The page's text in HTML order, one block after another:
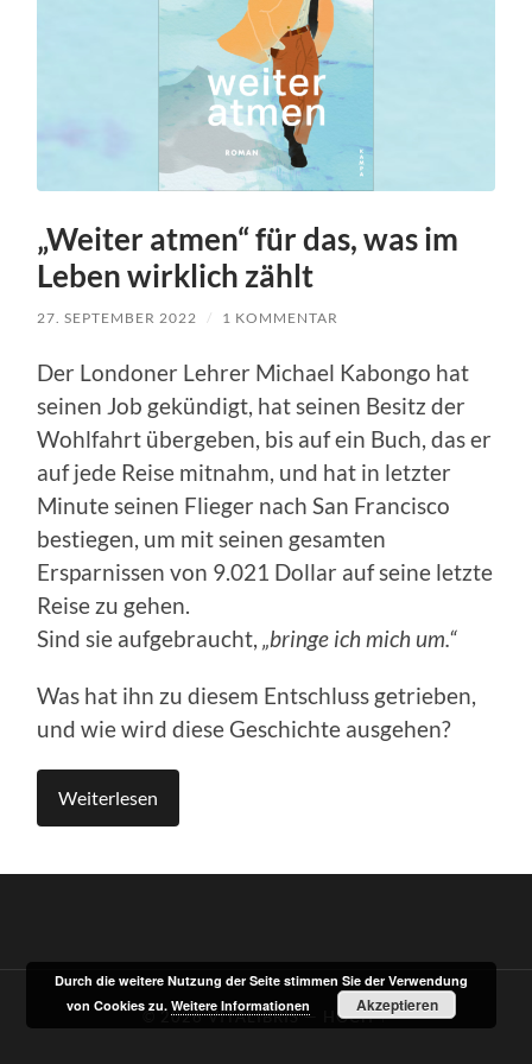
„Weiter atmen“ für das, was im
Leben wirklich zählt
27. SEPTEMBER 2022 / 1 KOMMENTAR
Der Londoner Lehrer Michael Kabongo hat
seinen Job gekündigt, hat seinen Besitz der
Wohlfahrt übergeben, bis auf ein Buch, das er
auf jede Reise mitnahm, und hat in letzter
Minute seinen Flieger nach San Francisco
bestiegen, um mit seinen gesamten
Ersparnissen von 9.021 Dollar auf seine letzte
Reise zu gehen.
Sind sie aufgebraucht,„bringe ich mich um.“
Was hat ihn zu diesem Entschluss getrieben,
und wie wird diese Geschichte ausgehen?
Weiterlesen
© 2026VITALIBRIS — HOCH ↑
Durch die weitere Nutzung der Seite stimmen Sie der Verwendung
von Cookies zu.Weitere Informationen Akzeptieren